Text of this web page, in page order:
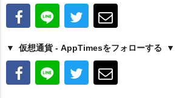
仮想通貨 - AppTimesをフォローする